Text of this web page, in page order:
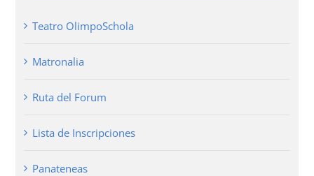
Teatro OlimpoSchola
Matronalia
Ruta del Forum
Lista de Inscripciones
Panateneas